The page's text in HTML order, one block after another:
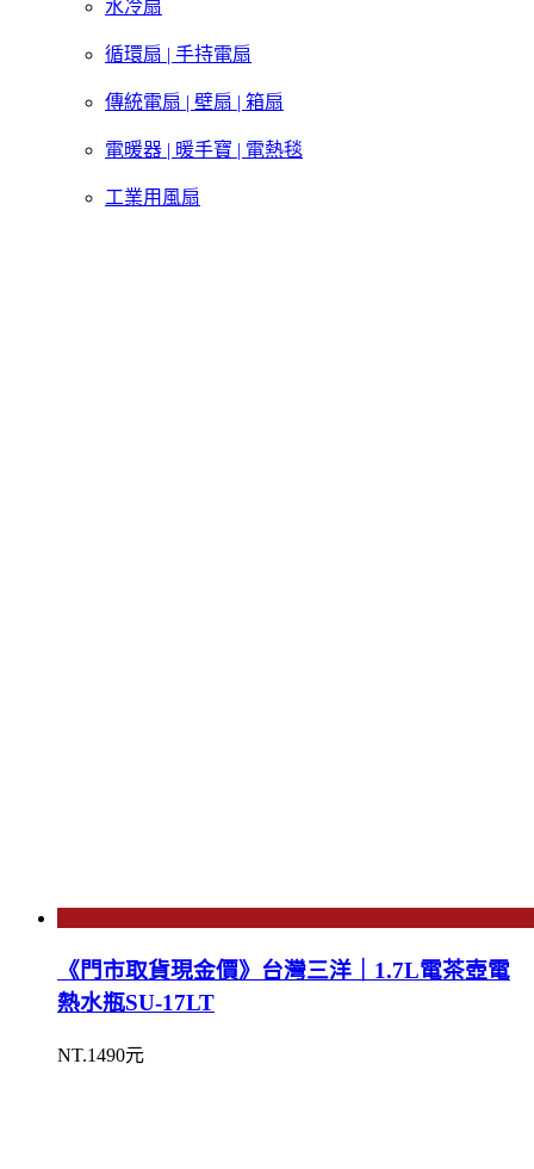
水冷扇
循環扇 | 手持電扇
傳統電扇 | 壁扇 | 箱扇
電暖器 | 暖手寶 | 電熱毯
工業用風扇
《門市取貨現金價》台灣三洋｜1.7L電茶壺電
熱水瓶SU-17LT
NT.1490元